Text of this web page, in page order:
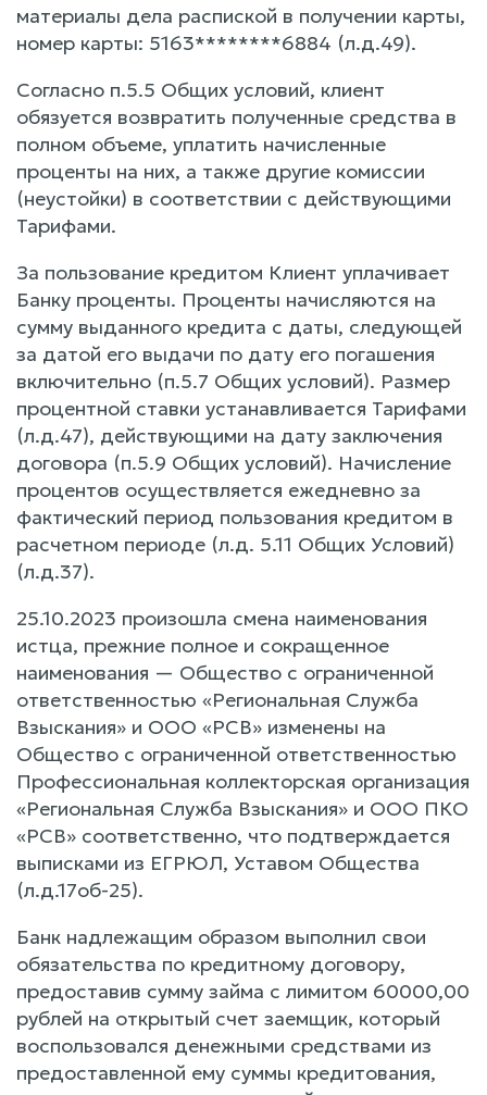
материалы дела распиской в получении карты,
номер карты: 5163********6884 (л.д.49).
Согласно п.5.5 Общих условий, клиент
обязуется возвратить полученные средства в
полном объеме, уплатить начисленные
проценты на них, а также другие комиссии
(неустойки) в соответствии с действующими
Тарифами.
За пользование кредитом Клиент уплачивает
Банку проценты. Проценты начисляются на
сумму выданного кредита с даты, следующей
за датой его выдачи по дату его погашения
включительно (п.5.7 Общих условий). Размер
процентной ставки устанавливается Тарифами
(л.д.47), действующими на дату заключения
договора (п.5.9 Общих условий). Начисление
процентов осуществляется ежедневно за
фактический период пользования кредитом в
расчетном периоде (л.д. 5.11 Общих Условий)
(л.д.37).
25.10.2023 произошла смена наименования
истца, прежние полное и сокращенное
наименования — Общество с ограниченной
ответственностью «Региональная Служба
Взыскания» и ООО «РСВ» изменены на
Общество с ограниченной ответственностью
Профессиональная коллекторская организация
«Региональная Служба Взыскания» и ООО ПКО
«РСВ» соответственно, что подтверждается
выписками из ЕГРЮЛ, Уставом Общества
(л.д.17об-25).
Банк надлежащим образом выполнил свои
обязательства по кредитному договору,
предоставив сумму займа с лимитом 60000,00
рублей на открытый счет заемщик, который
воспользовался денежными средствами из
предоставленной ему суммы кредитования,